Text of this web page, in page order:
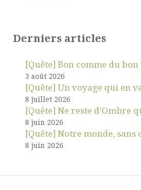
Derniers articles
[Quête] Bon comme du bon
3 août 2026
[Quête] Un voyage qui en
8 juillet 2026
[Quête] Ne reste d’Ombre
8 juin 2026
[Quête] Notre monde, sans
8 juin 2026